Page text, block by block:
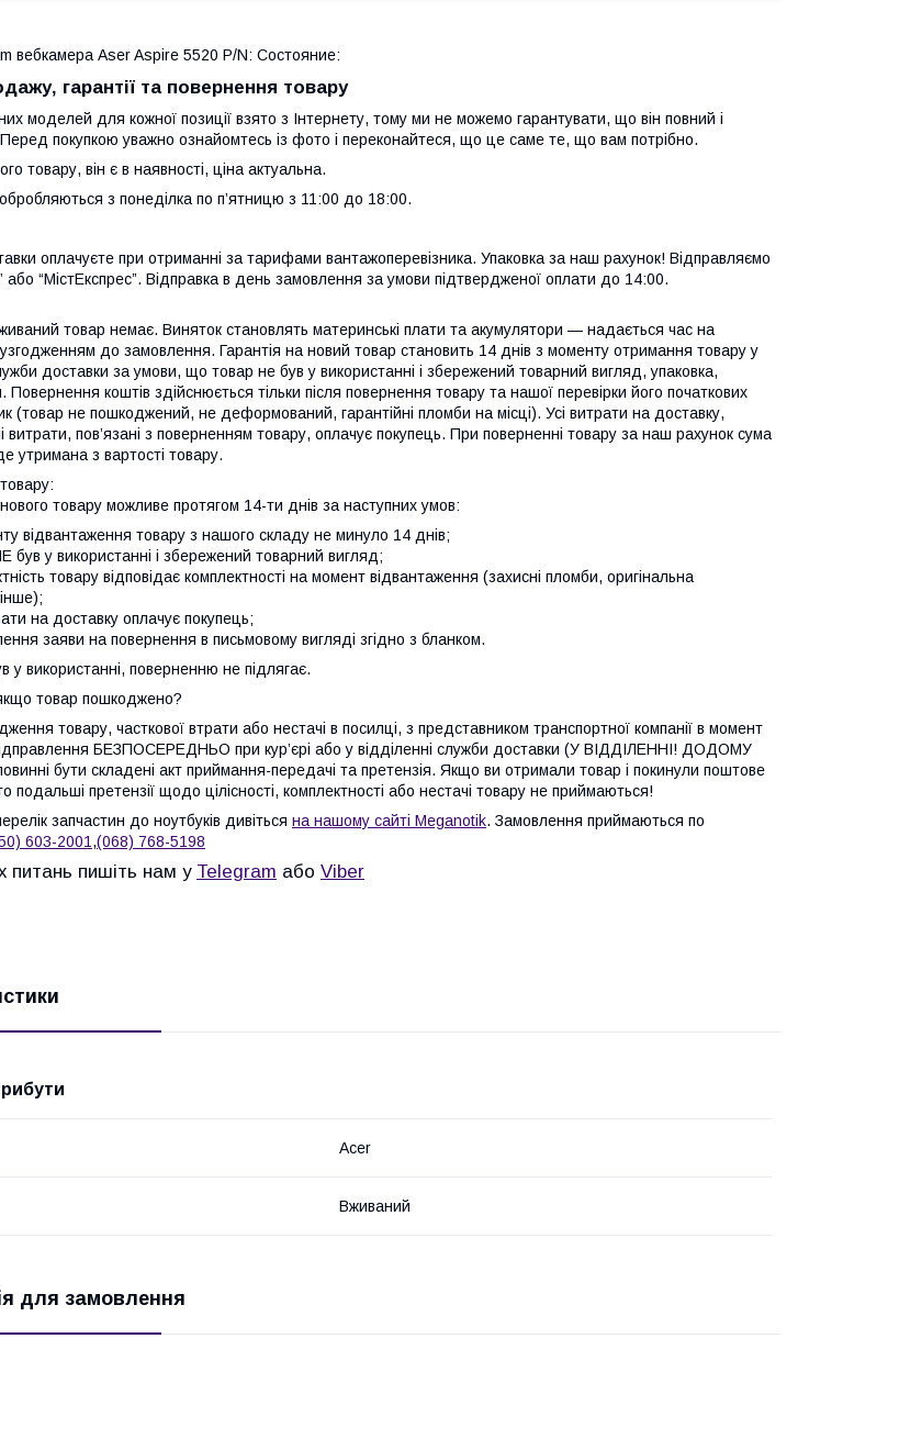
вебкамера Aser Aspire 5520 P/N: Состояние:
гарантії та повернення товару
моделей для кожної позиції взято з Інтернету, тому ми не можемо гарантувати, що він повний і
покупкою уважно ознайомтесь із фото і переконайтеся, що це саме те, що вам потрібно.
товару, він є в наявності, ціна актуальна.
з понеділка по п’ятницю з 11:00 до 18:00.
оплачуєте при отриманні за тарифами вантажоперевізника. Упаковка за наш рахунок! Відправляємо
або “МістЕкспрес”. Відправка в день замовлення за умови підтвердженої оплати до 14:00.
товар немає. Виняток становлять материнські плати та акумулятори — надається час на
узгодженням до замовлення. Гарантія на новий товар становить 14 днів з моменту отримання товару у
доставки за умови, що товар не був у використанні і збережений товарний вигляд, упаковка,
Повернення коштів здійснюється тільки після повернення товару та нашої перевірки його початкових
(товар не пошкоджений, не деформований, гарантійні пломби на місці). Усі витрати на доставку,
витрати, пов’язані з поверненням товару, оплачує покупець. При поверненні товару за наш рахунок сума
утримана з вартості товару.
товару можливе протягом 14-ти днів за наступних умов:
відвантаження товару з нашого складу не минуло 14 днів;
був у використанні і збережений товарний вигляд;
товару відповідає комплектності на момент відвантаження (захисні пломби, оригінальна
на доставку оплачує покупець;
заяви на повернення в письмовому вигляді згідно з бланком.
у використанні, поверненню не підлягає.
товар пошкоджено?
товару, часткової втрати або нестачі в посилці, з представником транспортної компанії в момент
БЕЗПОСЕРЕДНЬО при кур’єрі або у відділенні служби доставки (У ВІДДІЛЕННІ! ДОДОМУ
бути складені акт приймання-передачі та претензія. Якщо ви отримали товар і покинули поштове
подальші претензії щодо цілісності, комплектності або нестачі товару не приймаються!
запчастин до ноутбуків дивіться на нашому сайті Meganotik. Замовлення приймаються по
603-2001,(068) 768-5198
питань пишіть нам у Telegram або Viber
Acer
Вживаний
для замовлення